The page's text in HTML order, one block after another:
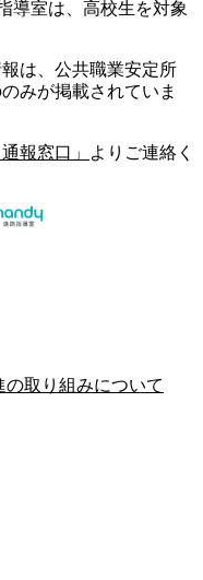
導室は、高校生を対象
は、公共職業安定所
みが掲載されていま
報窓口」
よりご連絡く
取り組みについて